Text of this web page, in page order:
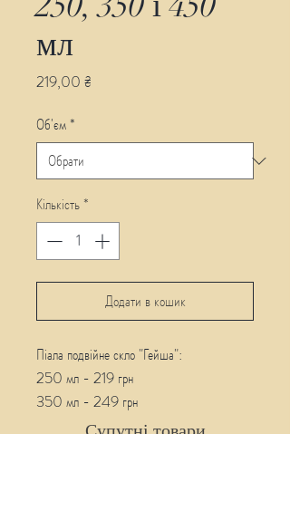
мл
219,00 ₴
Об'єм*
Кількість *
Додати в кошик
Піала подвійне скло "Гейша":
250 мл - 219 грн
350 мл - 249 грн
450 мл - 259 грн
Супутні товари